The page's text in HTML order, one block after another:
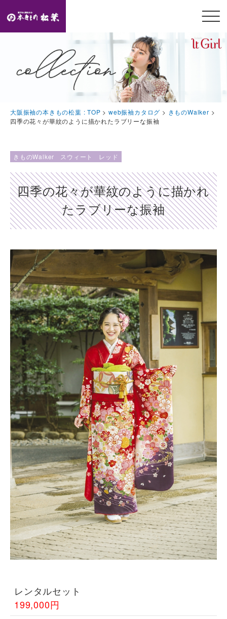
TOP
トップページ
本きもの松葉の特徴
豪華特典・振袖キャンペーン
Collection
振袖コレクション
Plan
プラン
Shop list
店舗一覧
Pick up
ピックアップ店舗
Blog
スタッフブログ
Gallery
お客様ギャラリー
Kimono Yuubi
レンタルモール
メニ
開閉
大阪振袖の本きもの松葉 : TOP >web振袖カタログ > きものWalker >
四季の花々が華紋のように描かれたラブリーな振袖
きものWalker スウィート レッド
四季の花々が華紋のように描かれ
たラブリーな振袖
レンタルセット
199,000円